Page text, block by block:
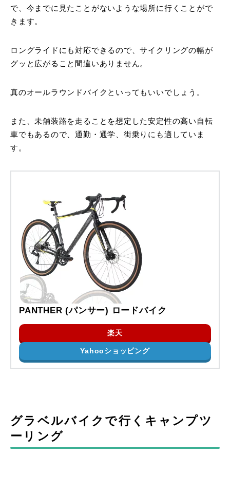
で、今までに見たことがないような場所に行くことがで
きます。
ロングライドにも対応できるので、サイクリングの幅が
グッと広がること間違いありません。
真のオールラウンドバイクといってもいいでしょう。
また、未舗装路を走ることを想定した安定性の高い自転
車でもあるので、通勤・通学、街乗りにも適していま
す。
PANTHER (パンサー) ロードバイク
楽天
Yahooショッピング
グラベルバイクで行くキャンプツ
ーリング